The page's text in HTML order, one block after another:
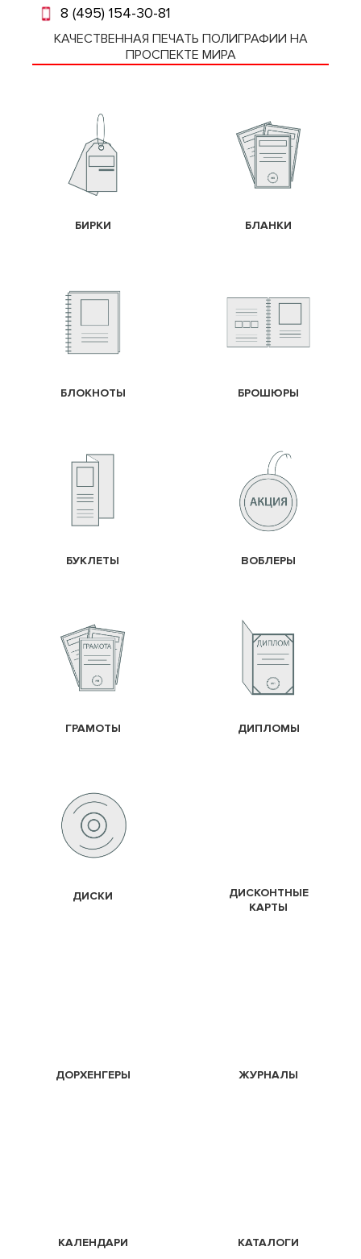
8 (495) 154-30-81
КАЧЕСТВЕННАЯ ПЕЧАТЬ ПОЛИГРАФИИ НА
ПРОСПЕКТЕ МИРА
БИРКИ БЛАНКИ
БЛОКНОТЫ БРОШЮРЫ
БУКЛЕТЫ ВОБЛЕРЫ
ГРАМОТЫ ДИПЛОМЫ
ДИСКИ
ДИСКОНТНЫЕ
КАРТЫ
ДОРХЕНГЕРЫ ЖУРНАЛЫ
КАЛЕНДАРИ КАТАЛОГИ